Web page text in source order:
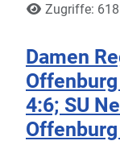
Zugriffe: 618
Damen
4:6; SU